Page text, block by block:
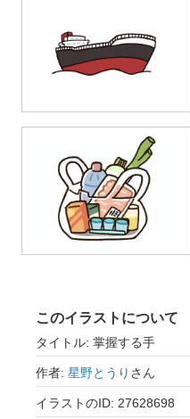
このイラストについて
タイトル: 掌握する手
作者: 星野とうり さん
イラストのID: 27628698